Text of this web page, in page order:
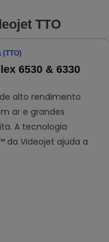
TTO
6530 & 6330
alto rendimento
ar e grandes
A tecnologia
da Videojet ajuda a